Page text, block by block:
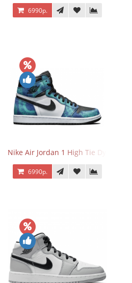
6990р.
Nike Air Jordan 1 High Tie Dye
6990р.